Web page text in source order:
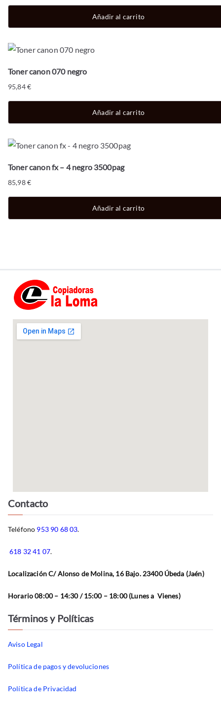
Añadir al carrito
Toner canon 070 negro
95,84€
Añadir al carrito
Toner canon fx – 4 negro 3500pag
85,98€
Añadir al carrito
Contacto
Teléfono 953 90 68 03.
618 32 41 07.
Localización C/ Alonso de Molina, 16 Bajo. 23400 Úbeda (Jaén)
Horario 08:00 – 14:30 / 15:00 – 18:00 (Lunes a Vienes)
Términos y Políticas
Aviso Legal
Política de pagos y devoluciones
Política de Privacidad